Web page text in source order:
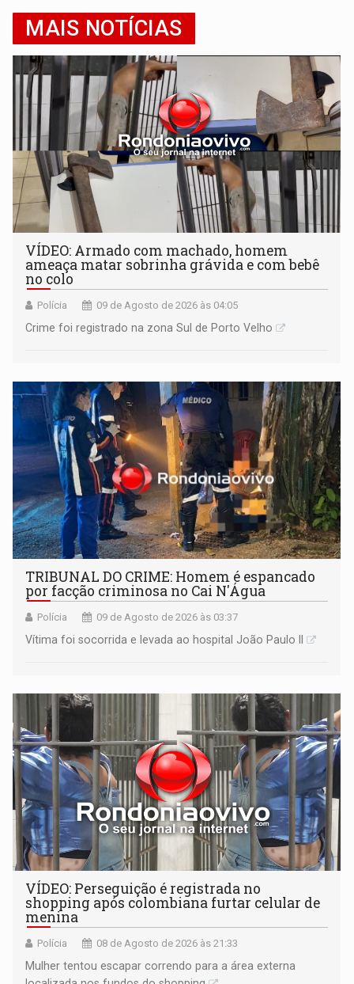
MAIS NOTÍCIAS
VÍDEO: Armado com machado, homem
ameaça matar sobrinha grávida e com bebê
no colo
Polícia 09 de Agosto de 2026 às 04:05
Crime foi registrado na zona Sul de Porto Velho
TRIBUNAL DO CRIME: Homem é espancado
por facção criminosa no Cai N'Água
Polícia 09 de Agosto de 2026 às 03:37
Vítima foi socorrida e levada ao hospital João Paulo II
VÍDEO: Perseguição é registrada no
shopping após colombiana furtar celular de
menina
Polícia 08 de Agosto de 2026 às 21:33
Mulher tentou escapar correndo para a área externa